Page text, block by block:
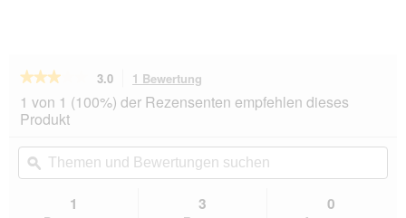
★★★★★
★★★★★
von
5
lesen
für
3.0 1 Bewertung
dieser
Aktion
du
zu
den
Bewertungen.
1 von 1 (100%) der Rezensenten empfehlen dieses
Produkt
Themen
und
Bewertungen
ϙ
1 3 0